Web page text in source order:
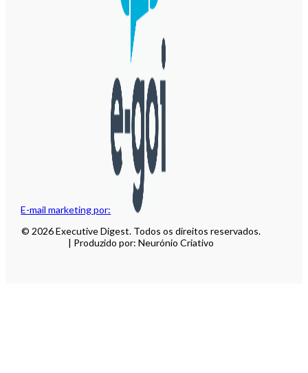
E-mail marketing por:
© 2026 Executive Digest. Todos os direitos reservados.
| Produzido por: Neurónio Criativo